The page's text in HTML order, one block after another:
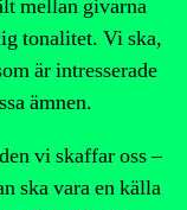
mellan givarna
tonalitet. Vi ska,
är intresserade
ämnen.
vi skaffar oss –
ska vara en källa